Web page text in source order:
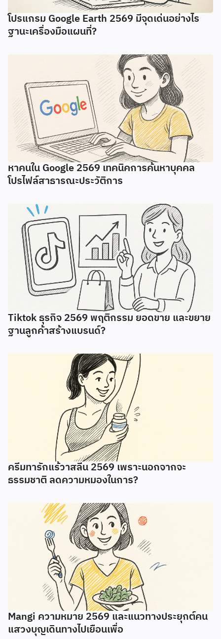
โปรแกรม Google Earth 2569 มีจุดเด่นอย่างไร
ฐานะเครื่องมือแผนที่?
หาคนใน Google 2569 เทคนิคการค้นหาบุคคล
โปรไฟล์สาธารณะประวัติการ
Tiktok ธุรกิจ 2569 พฤติกรรม ยอดขาย และขยาย
ฐานลูกค้าสร้างแบรนด์?
ครีมทารักแร้วาสลีน 2569 เพราะนอกจากจะ
ธรรมชาติ ลดความหมองในการ?
Mangi ความหมาย 2569 และแนวทางประยุกต์คน
แสวงบุญเดินทางไปเยือนเพื่อ